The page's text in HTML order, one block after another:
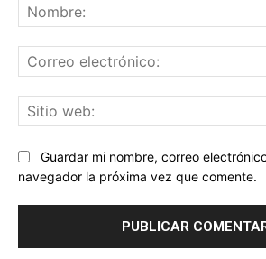
Guardar mi nombre, correo
navegador la próxima vez que comente.